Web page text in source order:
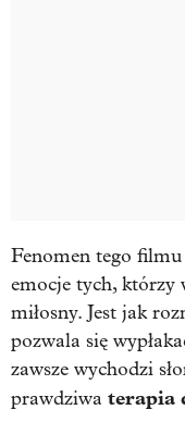
Fenomen tego
emocje tych, którzy
miłosny. Jest jak
pozwala się
zawsze wychodzi
prawdziwa terapia